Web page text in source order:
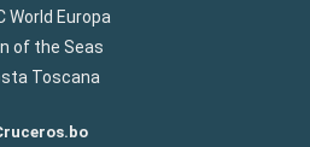
World Europa
of the Seas
Toscana